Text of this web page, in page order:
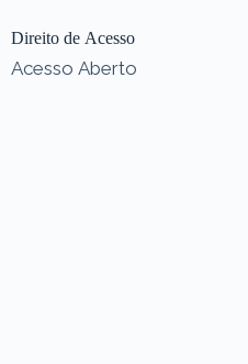
Direito de Acesso
Acesso Aberto